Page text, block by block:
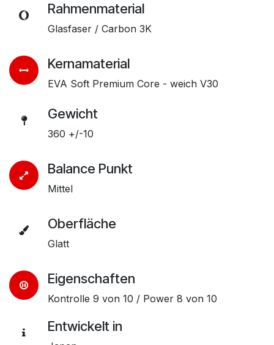
Rahmenmaterial
Glasfaser / Carbon 3K
Kernamaterial
EVA Soft Premium Core - weich V30
Gewicht
360 +/-10
Balance Punkt
Mittel
Oberfläche
Glatt
Eigenschaften
Kontrolle 9 von 10 / Power 8 von 10
Entwickelt in